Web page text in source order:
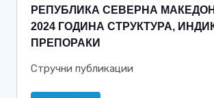
РЕПУБЛИКА СЕВЕРНА
2024 ГОДИНА СТРУКТУРА,
ПРЕПОРАКИ
Стручни публикации